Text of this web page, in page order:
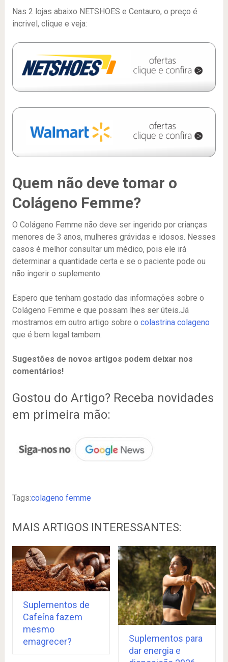
Nas 2 lojas abaixo NETSHOES e Centauro, o preço é
incrivel, clique e veja:
Quem não deve tomar o
Colágeno Femme?
O Colágeno Femme não deve ser ingerido por crianças
menores de 3 anos, mulheres grávidas e idosos. Nesses
casos é melhor consultar um médico, pois ele irá
determinar a quantidade certa e se o paciente pode ou
não ingerir o suplemento.
Espero que tenham gostado das informações sobre o
Colágeno Femme e que possam lhes ser úteis.Já
mostramos em outro artigo sobre o colastrina colageno
que é bem legal tambem.
Sugestões de novos artigos podem deixar nos
comentários!
Gostou do Artigo? Receba novidades
em primeira mão:
Tags:colageno femme
MAIS ARTIGOS INTERESSANTES:
Suplementos de
Cafeína fazem
mesmo
emagrecer?
Suplementos para
dar energia e